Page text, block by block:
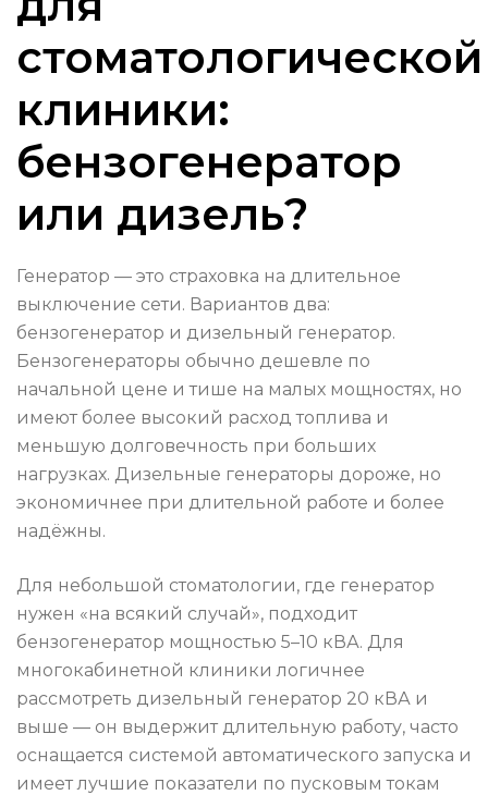
стоматологической
клиники:
бензогенератор
или дизель?
Генератор — это страховка на длительное
выключение сети. Вариантов два:
бензогенератор и дизельный генератор.
Бензогенераторы обычно дешевле по
начальной цене и тише на малых мощностях, но
имеют более высокий расход топлива и
меньшую долговечность при больших
нагрузках. Дизельные генераторы дороже, но
экономичнее при длительной работе и более
надёжны.
Для небольшой стоматологии, где генератор
нужен «на всякий случай», подходит
бензогенератор мощностью 5–10 кВА. Для
многокабинетной клиники логичнее
рассмотреть дизельный генератор 20 кВА и
выше — он выдержит длительную работу, часто
оснащается системой автоматического запуска и
имеет лучшие показатели по пусковым токам